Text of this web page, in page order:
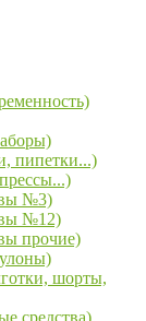
пипетки...)
№3)
№12)
прочие)
шорты,